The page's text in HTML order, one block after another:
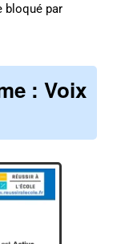
bloqué par
: Voix